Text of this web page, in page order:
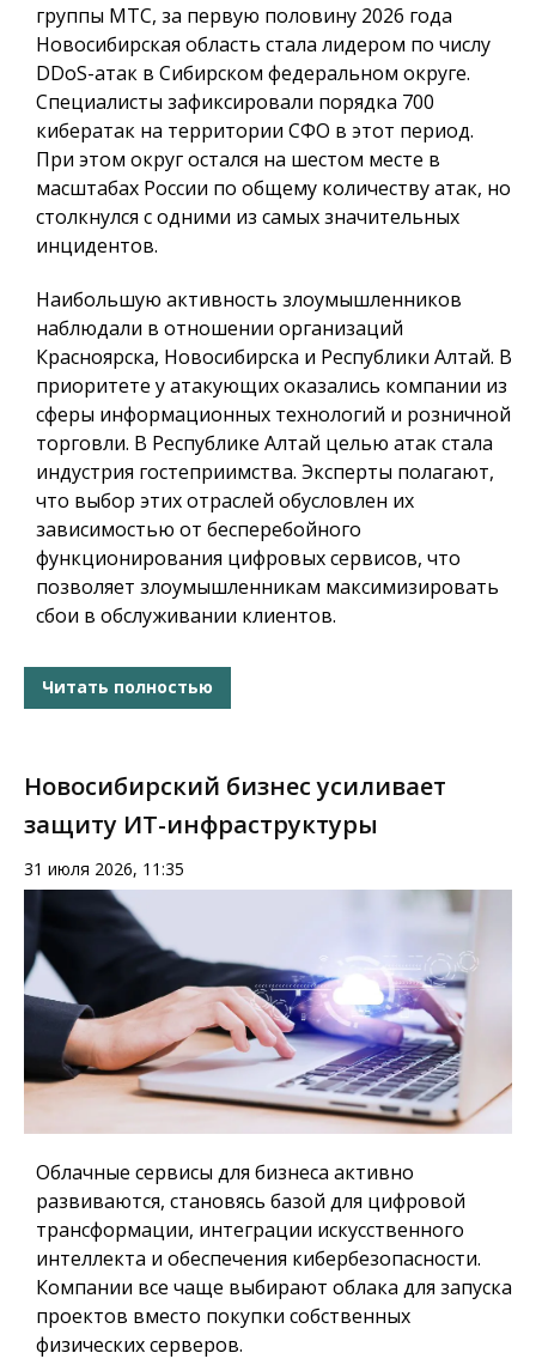
группы МТС, за первую половину 2026 года
Новосибирская область стала лидером по числу
DDoS-атак в Сибирском федеральном округе.
Специалисты зафиксировали порядка 700
кибератак на территории СФО в этот период.
При этом округ остался на шестом месте в
масштабах России по общему количеству атак, но
столкнулся с одними из самых значительных
инцидентов.
Наибольшую активность злоумышленников
наблюдали в отношении организаций
Красноярска, Новосибирска и Республики Алтай. В
приоритете у атакующих оказались компании из
сферы информационных технологий и розничной
торговли. В Республике Алтай целью атак стала
индустрия гостеприимства. Эксперты полагают,
что выбор этих отраслей обусловлен их
зависимостью от бесперебойного
функционирования цифровых сервисов, что
позволяет злоумышленникам максимизировать
сбои в обслуживании клиентов.
Читать полностью
Новосибирский бизнес усиливает
защиту ИТ-инфраструктуры
31 июля 2026, 11:35
Облачные сервисы для бизнеса активно
развиваются, становясь базой для цифровой
трансформации, интеграции искусственного
интеллекта и обеспечения кибербезопасности.
Компании все чаще выбирают облака для запуска
проектов вместо покупки собственных
физических серверов.